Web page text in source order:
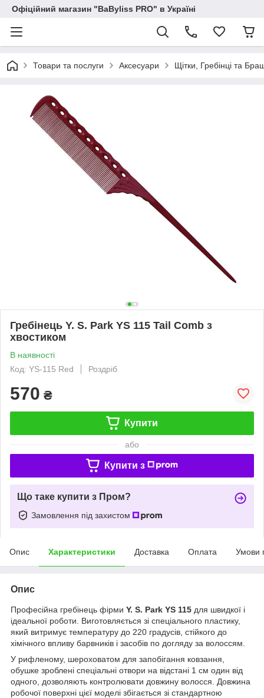
Офіційний магазин "BaByliss PRO" в Україні
Товари та послуги Аксесуари Щітки, Гребінці та
Гребінець Y. S. Park YS 115 Tail Comb з
хвостиком
В наявності
Код: YS-115 Red
Роздріб
570 ₴
Купити
або
Купити з
Що таке купити з Пром?
Замовлення під захистом
Опис Характеристики Доставка Оплата Умови
Опис
Професійна гребінець фірми Y. S. Park YS 115 для швидкої і
ідеальної роботи. Виготовляється зі спеціального пластику,
який витримує температуру до 220 градусів, стійкого до
хімічного впливу барвників і засобів по догляду за волоссям.
У рифленому, шероховатом для запобігання ковзання,
обушке зроблені спеціальні отвори на відстані 1 см один від
одного, дозволяють контролювати довжину волосся. Довжина
робочої поверхні цієї моделі збігається зі стандартною